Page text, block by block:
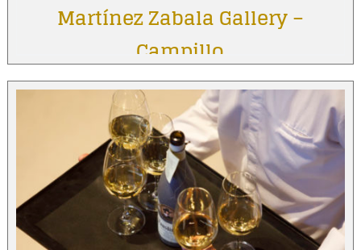
Martínez Zabala Gallery –
Campillo